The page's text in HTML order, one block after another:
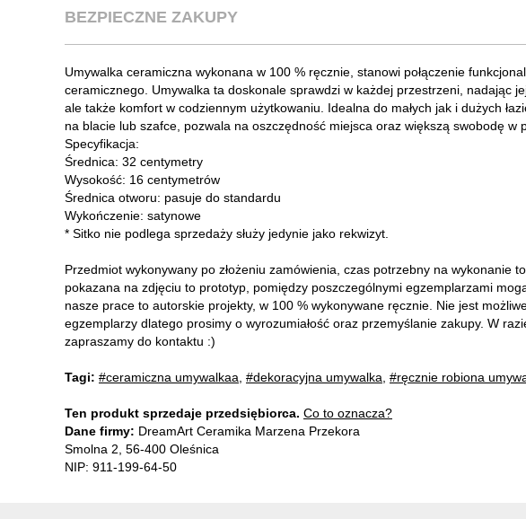
BEZPIECZNE ZAKUPY
Umywalka ceramiczna wykonana w 100 % ręcznie, stanowi połączenie
ceramicznego. Umywalka ta doskonale sprawdzi w każdej przestrzeni, nadając
ale także komfort w codziennym użytkowaniu. Idealna do małych jak i dużych
na blacie lub szafce, pozwala na oszczędność miejsca oraz większą swobodę w
Specyfikacja:
Średnica: 32 centymetry
Wysokość: 16 centymetrów
Średnica otworu: pasuje do standardu
Wykończenie: satynowe
* Sitko nie podlega sprzedaży służy jedynie jako rekwizyt.
Przedmiot wykonywany po złożeniu zamówienia, czas potrzebny na wykonanie
pokazana na zdjęciu to prototyp, pomiędzy poszczególnymi egzemplarzami
nasze prace to autorskie projekty, w 100 % wykonywane ręcznie. Nie jest
egzemplarzy dlatego prosimy o wyrozumiałość oraz przemyślanie zakupy. W
zapraszamy do kontaktu :)
Tagi: #ceramiczna umywalkaa #dekoracyjna umywalka #ręcznie robiona
Ten produkt sprzedaje przedsiębiorca. Co to oznacza?
Dane firmy: DreamArt Ceramika Marzena Przekora
Smolna 2, 56-400 Oleśnica
NIP: 911-199-64-50